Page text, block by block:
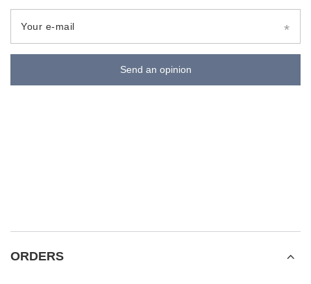
Your e-mail
Send an opinion
ORDERS